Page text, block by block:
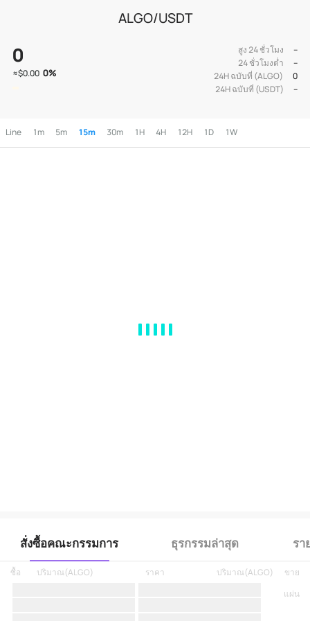
ALGO/USDT
0
≈$0.00 0%
สูง 24 ชั่วโมง
--
24 ชั่วโมงต่ำ
--
24H ฉบับที่ (ALGO)
0
24H ฉบับที่ (USDT)
--
Line 1m 5m 15m 30m 1H 4H 12H 1D 1W
สั่งซื้อคณะกรรมการ ธุรกรรมล่าสุด รา
ซื้อ ปริมาณ(ALGO) ราคา
ขาย
แผ่น
ปริมาณ(ALGO)